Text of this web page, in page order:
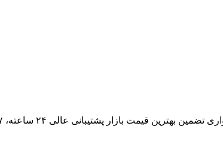
قیمت بازار پشتیبانی عالی ۲۴ ساعته، ۷ روز